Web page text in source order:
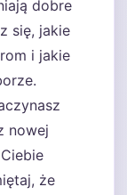
dobre
się, jakie
i jakie
nowej
że